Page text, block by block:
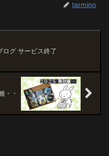
tarmino
ログ サービス終了
・・